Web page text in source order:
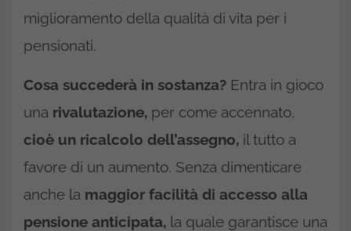
miglioramento della qualità di vita per i
pensionati.
Cosa succederà in sostanza? Entra in gioco
una rivalutazione, per come accennato,
cioè un ricalcolo dell’assegno, il tutto a
favore di un aumento. Senza dimenticare
anche la maggior facilità di accesso alla
pensione anticipata, la quale garantisce una